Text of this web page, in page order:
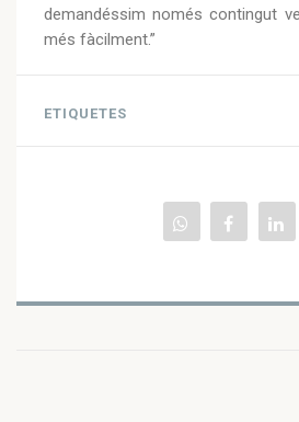
demandéssim només contingut
més fàcilment.”
ETIQUETES